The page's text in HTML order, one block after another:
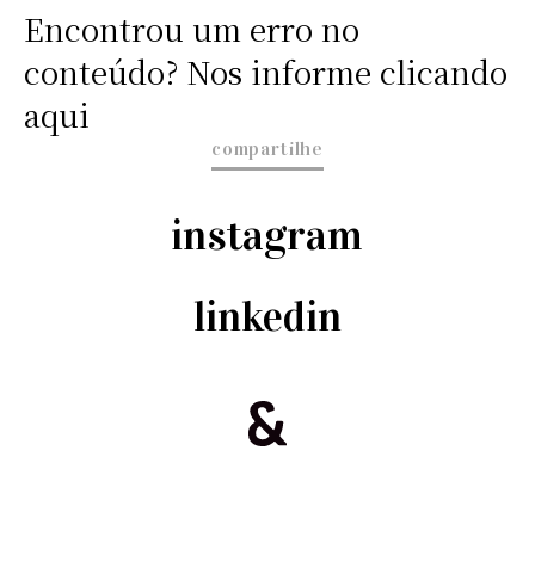
Encontrou um erro no
conteúdo? Nos informe clicando
aqui
compartilhe
instagram
linkedin